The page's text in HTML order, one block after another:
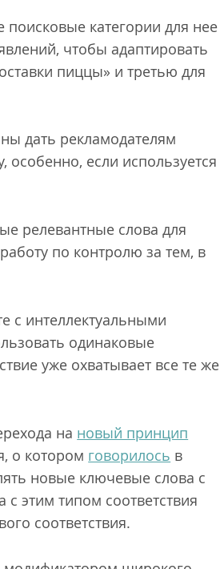
категории для нее
чтобы адаптировать
пиццы» и третью для
дать рекламодателям
особенно, если используется
релевантные слова для
по контролю за тем, в
с интеллектуальными
одинаковые
уже охватывает все те же
на новый принцип
о котором говорилось в
новые ключевые слова с
этим типом соответствия
соответствия.